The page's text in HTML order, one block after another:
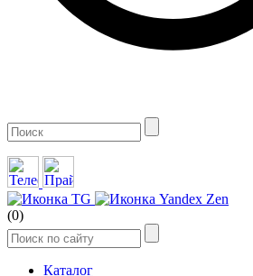
(0)
Каталог